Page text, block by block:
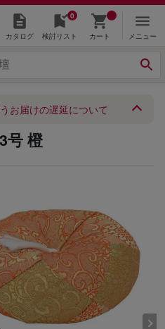
カタログ
0
検討リスト カート メニュー
お届けの遅延について
号 橙